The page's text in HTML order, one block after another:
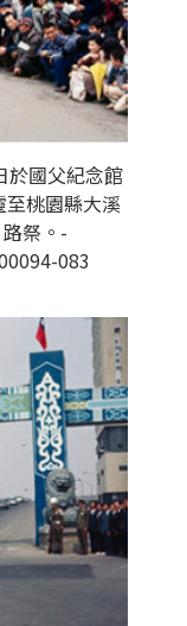
於國父紀念館
桃園縣大溪
祭。-
083